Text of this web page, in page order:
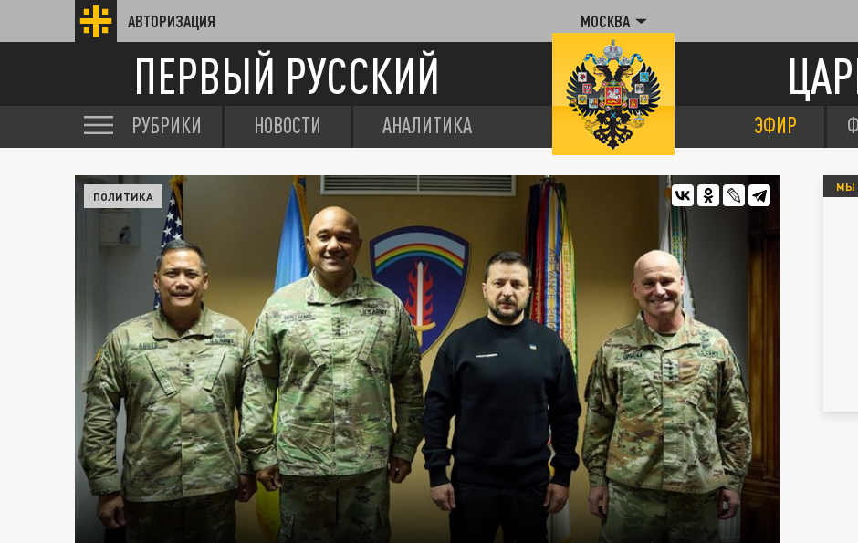
АВТОРИЗАЦИЯ МОСКВА
ПЕРВЫЙ РУССКИЙ
РУБРИКИ НОВОСТИ АНАЛИТИКА ЭФИР
ПОЛИТИКА
МЫ